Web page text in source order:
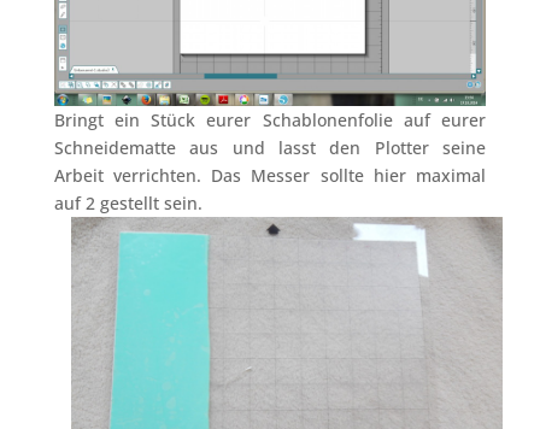
Bringt ein Stück eurer Schablonenfolie auf eurer
Schneidematte aus und lasst den Plotter seine
Arbeit verrichten. Das Messer sollte hier maximal
auf 2 gestellt sein.